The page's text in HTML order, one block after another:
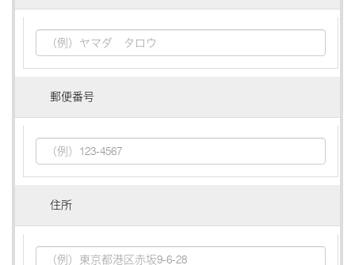
郵便番号
住所